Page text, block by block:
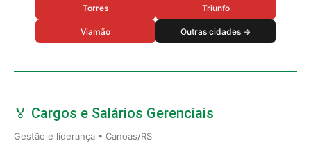
Torres Triunfo
Viamão Outras cidades →
🏅 Cargos e Salários Gerenciais
Gestão e liderança • Canoas/RS